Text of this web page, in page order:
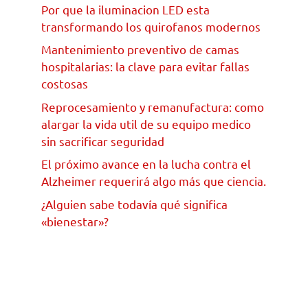
Por que la iluminacion LED esta
transformando los quirofanos modernos
Mantenimiento preventivo de camas
hospitalarias: la clave para evitar fallas
costosas
Reprocesamiento y remanufactura: como
alargar la vida util de su equipo medico
sin sacrificar seguridad
El próximo avance en la lucha contra el
Alzheimer requerirá algo más que ciencia.
¿Alguien sabe todavía qué significa
«bienestar»?